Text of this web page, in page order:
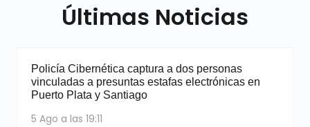
Últimas Noticias
Policía Cibernética captura a dos personas
vinculadas a presuntas estafas electrónicas en
Puerto Plata y Santiago
5 Ago a las 19:11